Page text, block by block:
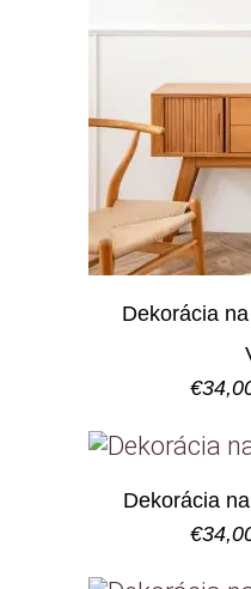
Dekorácia
€
Dekorácia
€